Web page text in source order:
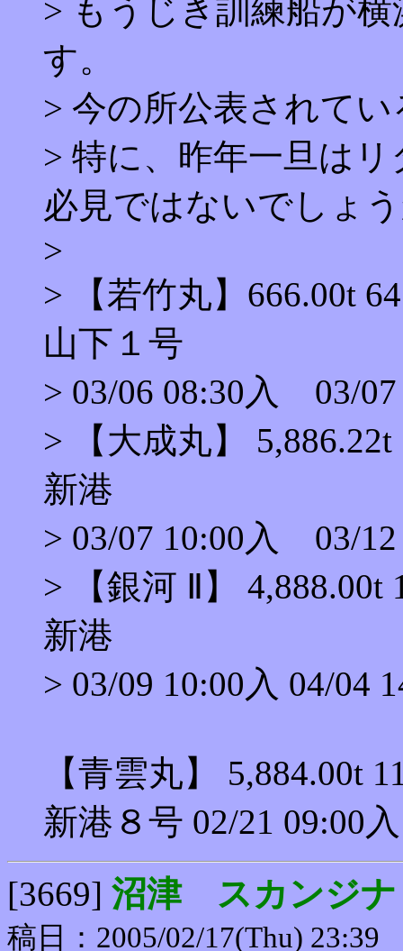
> もうじき訓練船が
す。
> 今の所公表されて
> 特に、昨年一旦は
必見ではないでしょ
>
> 【若竹丸】666.00t
山下１号
> 03/06 08:30入 03/07
> 【大成丸】
新港
> 03/07 10:00入 03/12
> 【銀河 Ⅱ】 4,888.00t
新港
> 03/09 10:00入 04/04
【青雲丸】 5,884.00t
新港８号 02/21 09:00
[3669] 沼津 スカンジナ
稿日：2005/02/17(Thu) 23:39